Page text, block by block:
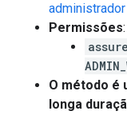
administrador
Permissões:
O método é
longa